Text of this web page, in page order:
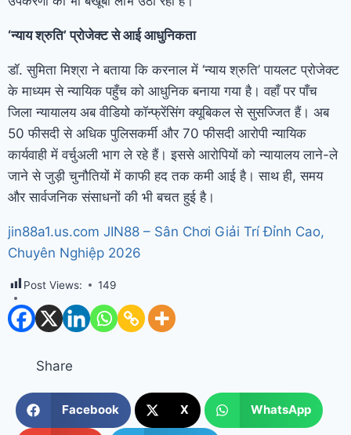
‘न्याय श्रुति’ प्रोजेक्ट से आई आधुनिकता
डॉ. सुमिता मिश्रा ने बताया कि करनाल में ‘न्याय श्रुति’ पायलट प्रोजेक्ट
के माध्यम से न्यायिक पहुँच को आधुनिक बनाया गया है। वहाँ पर पाँच
जिला न्यायालय अब वीडियो कॉन्फ्रेंसिंग क्यूबिकल से सुसज्जित हैं। अब
50 फीसदी से अधिक पुलिसकर्मी और 70 फीसदी आरोपी न्यायिक
कार्यवाही में वर्चुअली भाग ले रहे हैं। इससे आरोपियों को न्यायालय लाने-ले
जाने से जुड़ी चुनौतियों में काफी हद तक कमी आई है। साथ ही, समय
और सार्वजनिक संसाधनों की भी बचत हुई है।
jin88a1.us.com JIN88 – Sân Chơi Giải Trí Đỉnh Cao,
Chuyên Nghiệp 2026
Post Views: 149
Share
Facebook X WhatsApp